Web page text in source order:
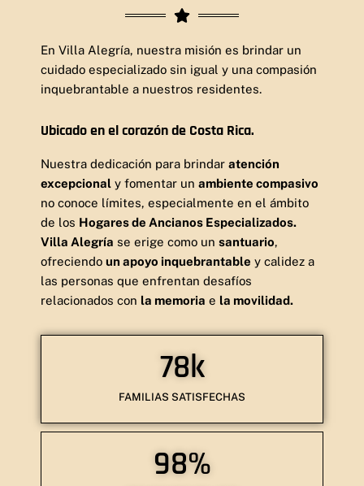
En Villa Alegría, nuestra misión es brindar un
cuidado especializado sin igual y una compasión
inquebrantable a nuestros residentes.
Ubicado en el corazón de Costa Rica.
Nuestra dedicación para brindar atención
excepcional y fomentar un ambiente compasivo
no conoce límites, especialmente en el ámbito
de los Hogares de Ancianos Especializados.
Villa Alegría se erige como un santuario,
ofreciendo un apoyo inquebrantable y calidez a
las personas que enfrentan desafíos
relacionados con la memoria e la movilidad.
FAMILIAS SATISFECHAS
78k
98%